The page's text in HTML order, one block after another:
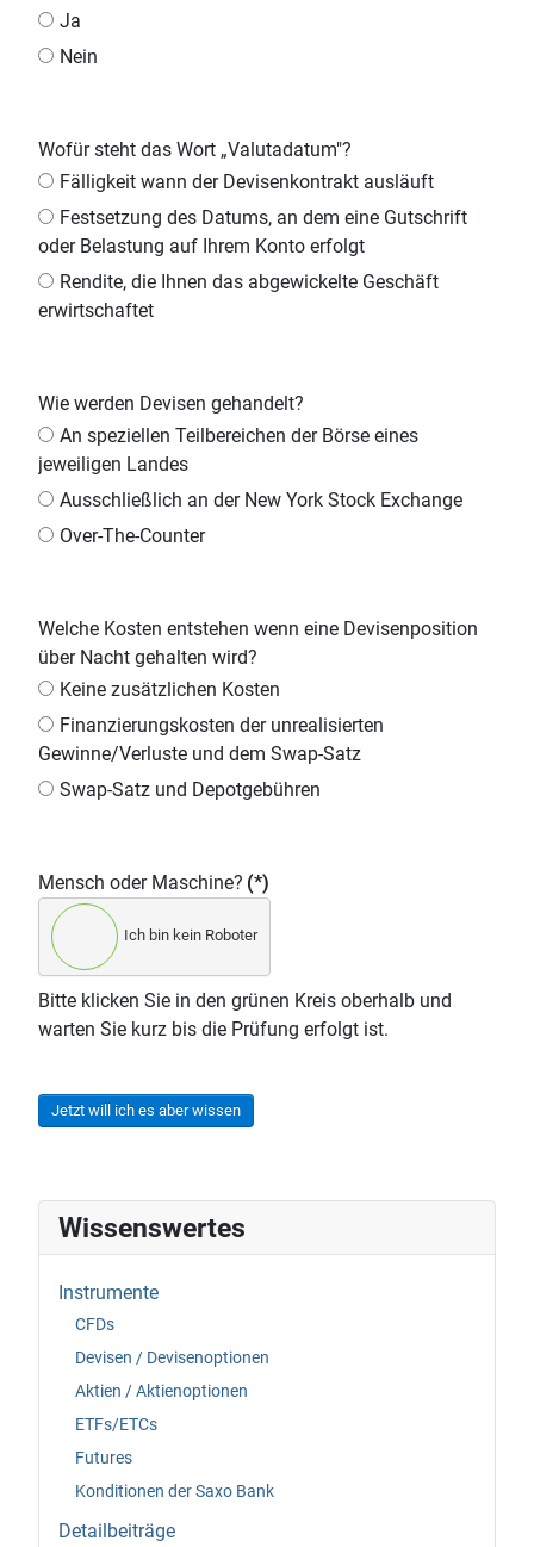
Wissenswertes
Instrumente
CFDs
Devisen / Devisenoptionen
Aktien / Aktienoptionen
ETFs/ETCs
Futures
Konditionen der Saxo Bank
Detailbeiträge
Ja
Nein
Wofür steht das Wort „Valutadatum"?
Fälligkeit wann der Devisenkontrakt ausläuft
Festsetzung des Datums, an dem eine Gutschrift
oder Belastung auf Ihrem Konto erfolgt
Rendite, die Ihnen das abgewickelte Geschäft
erwirtschaftet
Wie werden Devisen gehandelt?
An speziellen Teilbereichen der Börse eines
jeweiligen Landes
Ausschließlich an der New York Stock Exchange
Over-The-Counter
Welche Kosten entstehen wenn eine Devisenposition
über Nacht gehalten wird?
Keine zusätzlichen Kosten
Finanzierungskosten der unrealisierten
Gewinne/Verluste und dem Swap-Satz
Swap-Satz und Depotgebühren
Mensch oder Maschine? (*)
Ich bin kein Roboter
Bitte klicken Sie in den grünen Kreis oberhalb und
warten Sie kurz bis die Prüfung erfolgt ist.
Jetzt will ich es aber wissen